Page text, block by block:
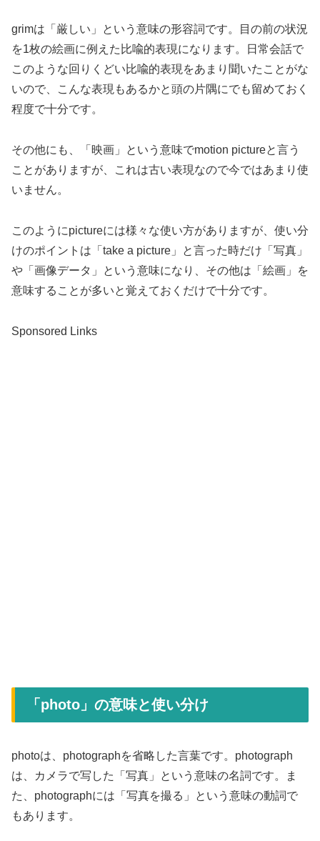
grimは「厳しい」という意味の形容詞です。目の前の状況
を1枚の絵画に例えた比喩的表現になります。日常会話で
このような回りくどい比喩的表現をあまり聞いたことがな
いので、こんな表現もあるかと頭の片隅にでも留めておく
程度で十分です。
その他にも、「映画」という意味でmotion pictureと言う
ことがありますが、これは古い表現なので今ではあまり使
いません。
このようにpictureには様々な使い方がありますが、使い分
けのポイントは「take a picture」と言った時だけ「写真」
や「画像データ」という意味になり、その他は「絵画」を
意味することが多いと覚えておくだけで十分です。
Sponsored Links
「photo」の意味と使い分け
photoは、photographを省略した言葉です。photograph
は、カメラで写した「写真」という意味の名詞です。ま
た、photographには「写真を撮る」という意味の動詞で
もあります。